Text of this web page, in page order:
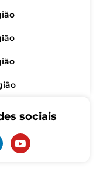
sociais